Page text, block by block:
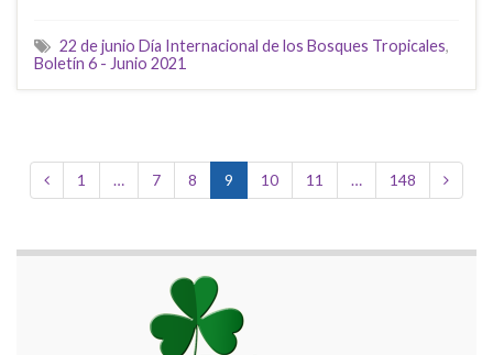
22 de junio Día Internacional de los Bosques Tropicales,
Boletín 6 - Junio 2021
1 … 7 8 9 10 11 … 148